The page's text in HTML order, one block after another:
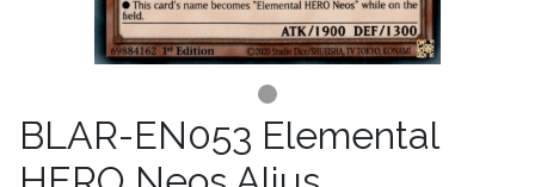
BLAR-EN053 Elemental